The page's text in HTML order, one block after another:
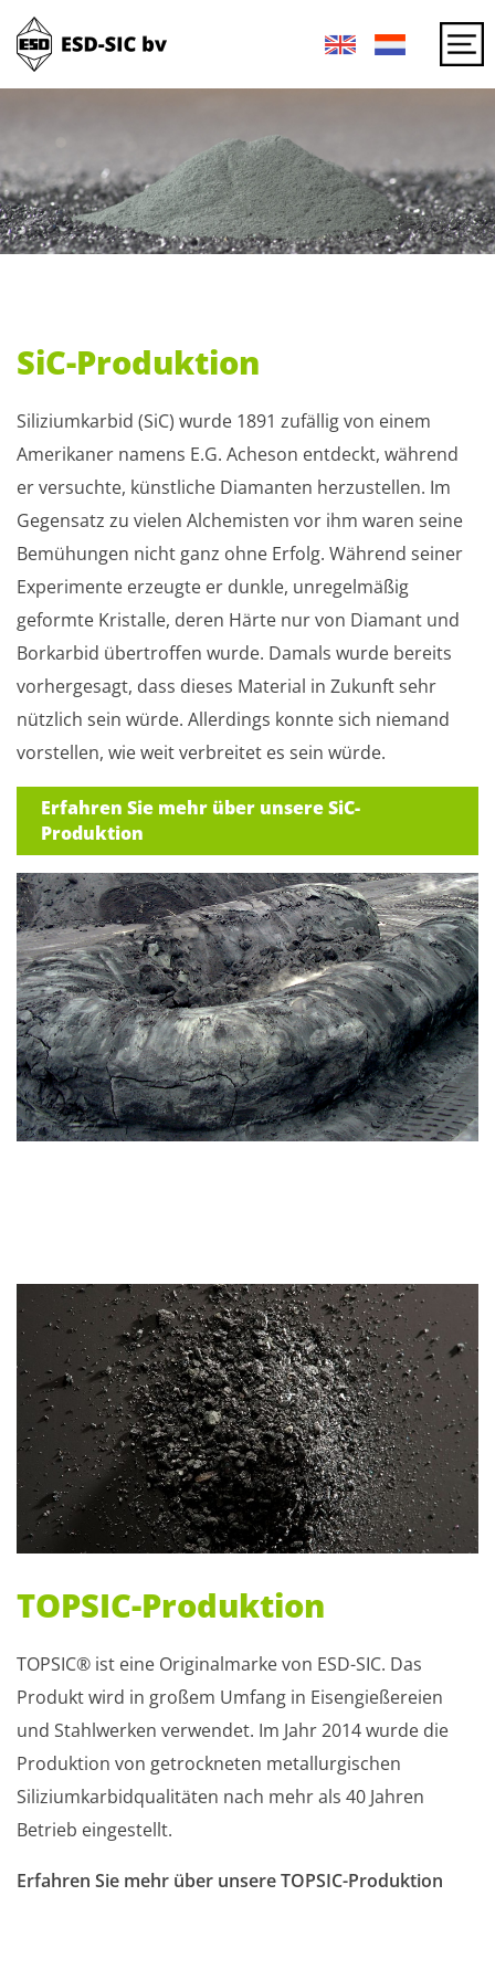
SiC-Produktion
Siliziumkarbid (SiC) wurde 1891 zufällig von einem
Amerikaner namens E.G. Acheson entdeckt, während
er versuchte, künstliche Diamanten herzustellen. Im
Gegensatz zu vielen Alchemisten vor ihm waren seine
Bemühungen nicht ganz ohne Erfolg. Während seiner
Experimente erzeugte er dunkle, unregelmäßig
geformte Kristalle, deren Härte nur von Diamant und
Borkarbid übertroffen wurde. Damals wurde bereits
vorhergesagt, dass dieses Material in Zukunft sehr
nützlich sein würde. Allerdings konnte sich niemand
vorstellen, wie weit verbreitet es sein würde.
Erfahren Sie mehr über unsere SiC-
Produktion
TOPSIC-Produktion
TOPSIC® ist eine Originalmarke von ESD-SIC. Das
Produkt wird in großem Umfang in Eisengießereien
und Stahlwerken verwendet. Im Jahr 2014 wurde die
Produktion von getrockneten metallurgischen
Siliziumkarbidqualitäten nach mehr als 40 Jahren
Betrieb eingestellt.
Erfahren Sie mehr über unsere TOPSIC-Produktion